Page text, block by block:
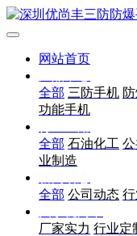
网站首页
全部 三防手机
功能手机
全部 石油化工
业制造
全部 公司动态
厂家实力 行业定